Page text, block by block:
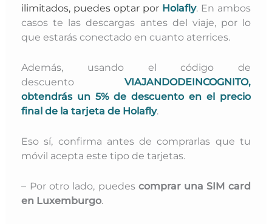
ilimitados, puedes optar por Holafly. En ambos
casos te las descargas antes del viaje, por lo
que estarás conectado en cuanto aterrices.
Además, usando el código de
descuento VIAJANDODEINCOGNITO,
obtendrás un 5% de descuento en el precio
final de la tarjeta de Holafly.
Eso sí, confirma antes de comprarlas que tu
móvil acepta este tipo de tarjetas.
– Por otro lado, puedes comprar una SIM card
en Luxemburgo.